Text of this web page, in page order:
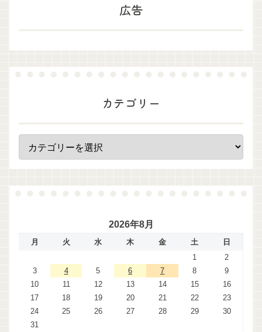
広告
カテゴリー
2026年8月
月 火 水 木 金 土
日
1
2
3
4 5 6 7 8
9
10
11 12 13 14 15
16
17
18 19 20 21 22
23
24
25 26 27 28 29
30
31